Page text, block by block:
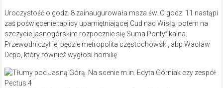
Uroczystość o godz. 8 zainaugurowała msza św. O godz. 11 nastąpi
zaś poświęcenie tablicy upamiętniającej Cud nad Wisłą, potem na
szczycie jasnogórskim rozpocznie się Suma Pontyfikalna.
Przewodniczył jej będzie metropolita częstochowski, abp Wacław
Depo, który również wygłosi homilię.